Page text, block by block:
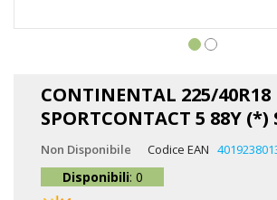
CONTINENTAL 225/
SPORTCONTACT 5 88Y (*)
Non Disponibile Codice EAN
Disponibili: 0
galleria
immagini